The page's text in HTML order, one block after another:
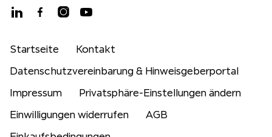
Startseite
Kontakt
Datenschutzvereinbarung & Hinweisgeberportal
Impressum
Privatsphäre-Einstellungen ändern
Einwilligungen widerrufen
AGB